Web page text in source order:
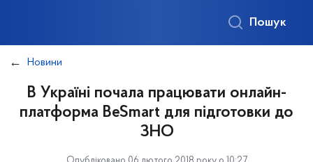
Пошук
Новини
В Україні почала працювати онлайн-
платформа BeSmart для підготовки до
ЗНО